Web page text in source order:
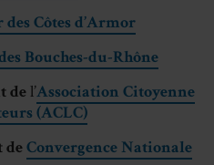
des Côtes d’Armor
Bouches-du-Rhône
de l’Association Citoyenne
(ACLC)
deConvergence Nationale